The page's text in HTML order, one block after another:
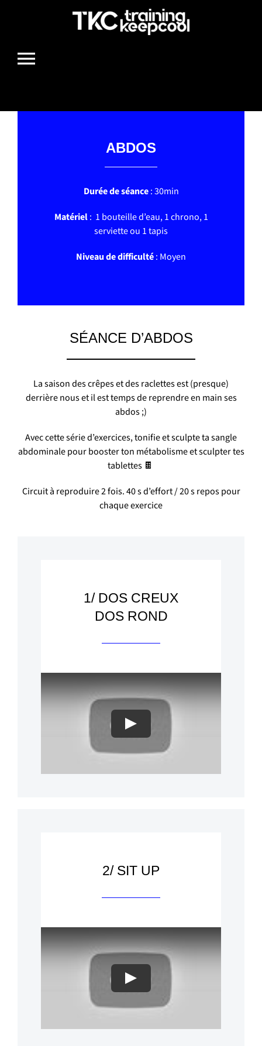
Toggle
HOME
ABDOS
Durée de séance: 30min
Matériel: 1 bouteille d’eau, 1 chrono, 1
serviette ou 1 tapis
Niveau de difficulté: Moyen
SÉANCE D’ABDOS
La saison des crêpes et des raclettes est (presque)
derrière nous et il est temps de reprendre en main ses
abdos ;)
Avec cette série d’exercices, tonifie et sculpte ta sangle
abdominale pour booster ton métabolisme et sculpter tes
tablettes 🍫
Circuit à reproduire 2 fois. 40 s d’effort / 20 s repos pour
chaque exercice
1/ DOS CREUX
DOS ROND
Play
2/ SIT UP
Play